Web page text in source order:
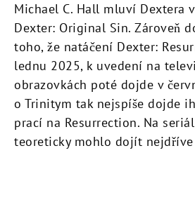
Michael C. Hall mluví Dextera
Dexter: Original Sin. Zároveň
toho, že natáčení Dexter:
lednu 2025, k uvedení na
obrazovkách poté dojde v
o Trinitym tak nejspíše dojde
prací na Resurrection. Na
teoreticky mohlo dojít nejdříve